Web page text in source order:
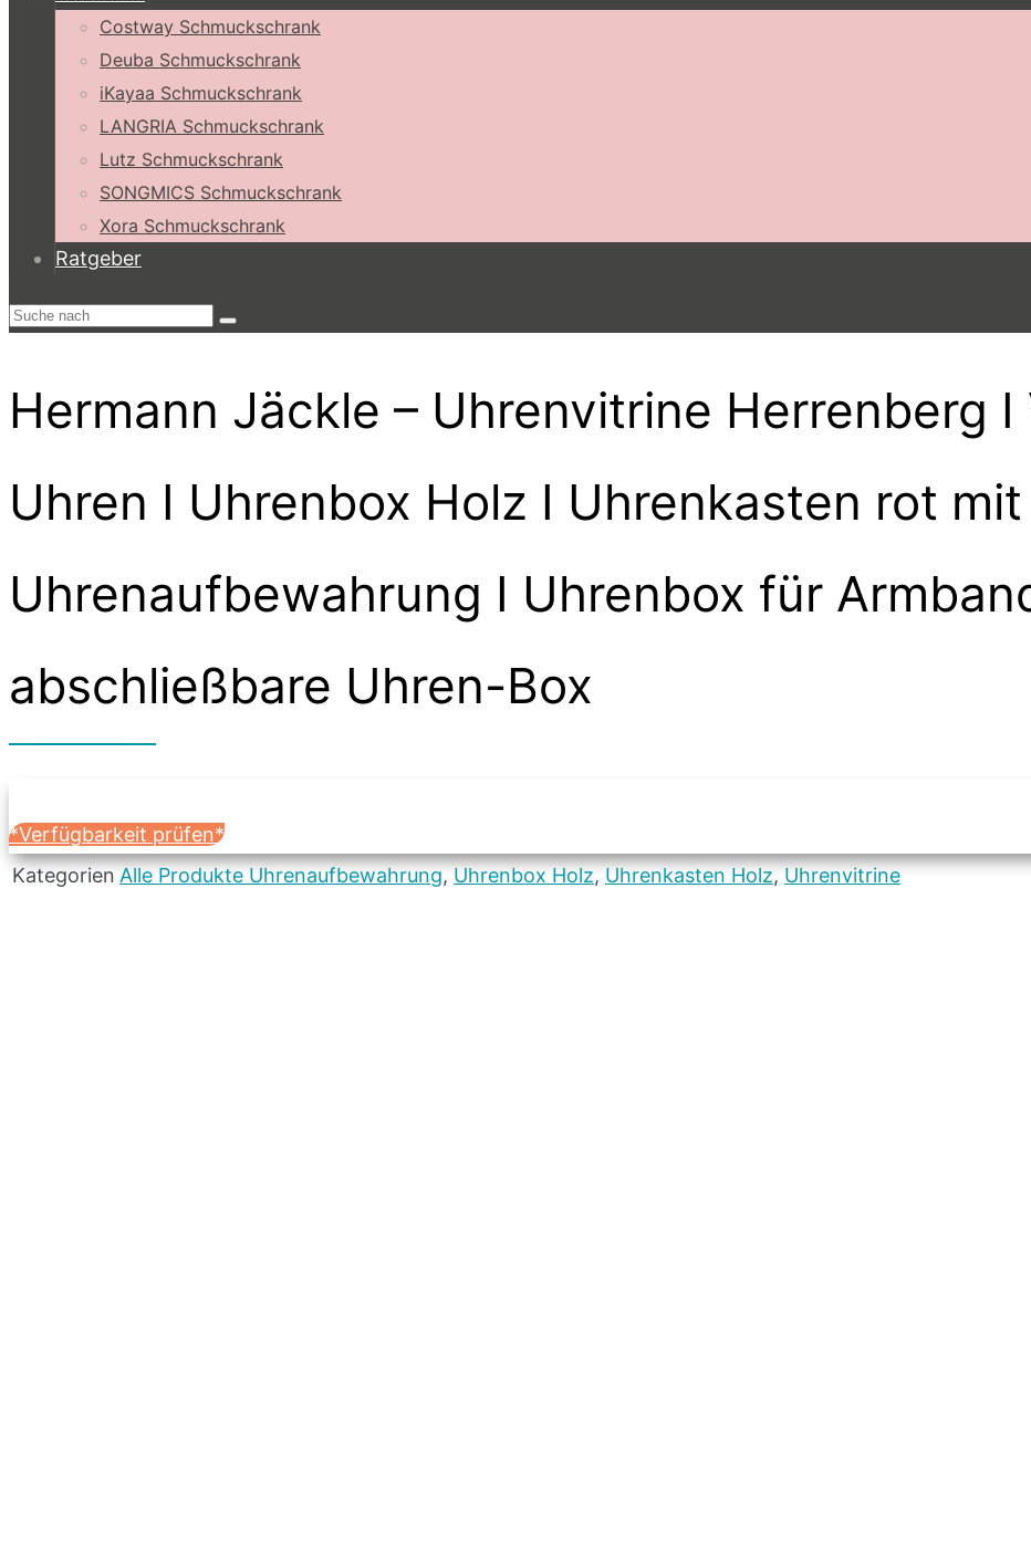
Costway Schmuckschrank
Deuba Schmuckschrank
iKayaa Schmuckschrank
LANGRIA Schmuckschrank
Lutz Schmuckschrank
SONGMICS Schmuckschrank
Xora Schmuckschrank
Ratgeber
Hermann Jäckle – Uhrenvitrine Herrenberg
Uhren I Uhrenbox Holz I Uhrenkasten rot
Uhrenaufbewahrung I Uhrenbox für
abschließbare Uhren-Box
*Verfügbarkeit prüfen*
Kategorien Alle Produkte Uhrenaufbewahrung, Uhrenbox Holz, Uhrenkasten Holz, Uhrenvitrine